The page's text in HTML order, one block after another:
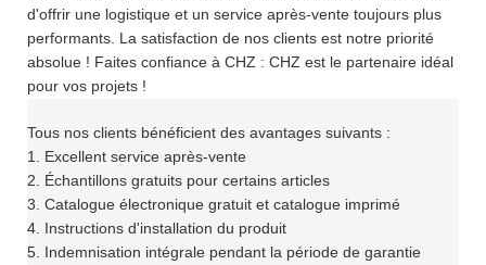
d'offrir une logistique et un service après-vente toujours plus
performants. La satisfaction de nos clients est notre priorité
absolue ! Faites confiance à CHZ : CHZ est le partenaire idéal
pour vos projets !
Tous nos clients bénéficient des avantages suivants :
1. Excellent service après-vente
2. Échantillons gratuits pour certains articles
3. Catalogue électronique gratuit et catalogue imprimé
4. Instructions d'installation du produit
5. Indemnisation intégrale pendant la période de garantie